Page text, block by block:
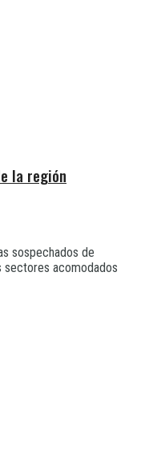
la región
sospechados de
sectores acomodados